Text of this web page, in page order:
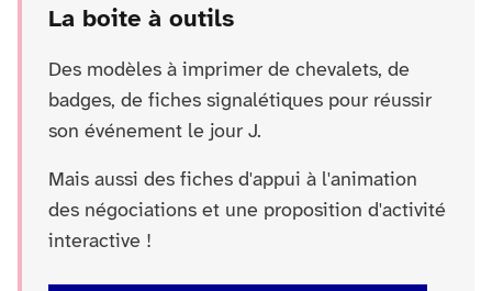
La boite à outils
Des modèles à imprimer de chevalets, de
badges, de fiches signalétiques pour réussir
son événement le jour J.
Mais aussi des fiches d'appui à l'animation
des négociations et une proposition d'activité
interactive !